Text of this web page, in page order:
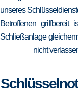
unseres
Betroffenen griffbereit
Schließanlage
nicht